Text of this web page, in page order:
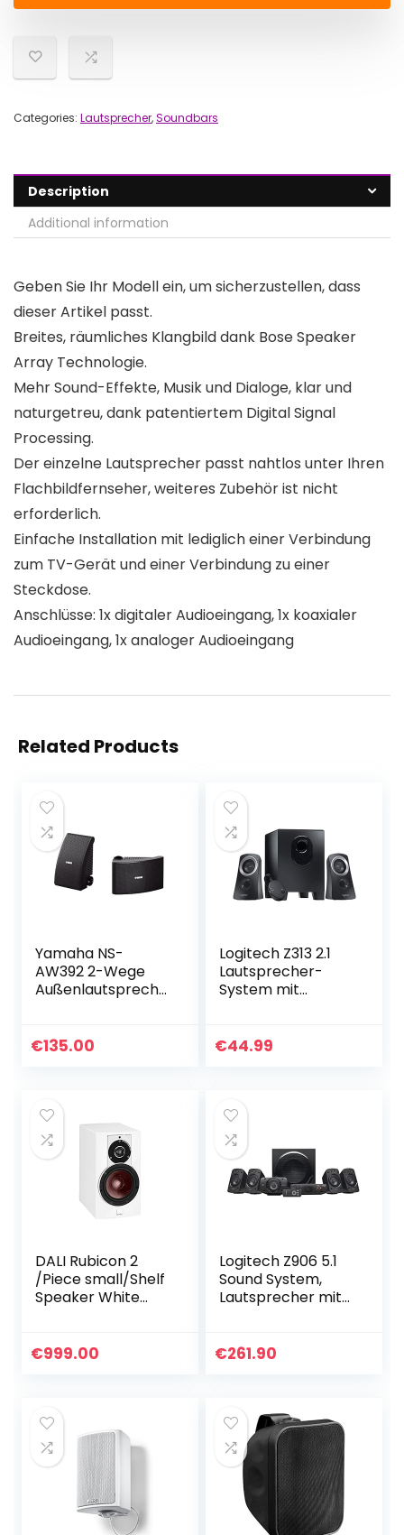
Categories: Lautsprecher,Soundbars
Description
Additional information
Geben Sie Ihr Modell ein, um sicherzustellen, dass
dieser Artikel passt.
Breites, räumliches Klangbild dank Bose Speaker
Array Technologie.
Mehr Sound-Effekte, Musik und Dialoge, klar und
naturgetreu, dank patentiertem Digital Signal
Processing.
Der einzelne Lautsprecher passt nahtlos unter Ihren
Flachbildfernseher, weiteres Zubehör ist nicht
erforderlich.
Einfache Installation mit lediglich einer Verbindung
zum TV-Gerät und einer Verbindung zu einer
Steckdose.
Anschlüsse: 1x digitaler Audioeingang, 1x koaxialer
Audioeingang, 1x analoger Audioeingang
Related Products
Yamaha NS-
AW392 2-Wege
Außenlautspreche
€135.00
Logitech Z313 2.1
Lautsprecher-
System mit
Spitzenleistung, 3.5
€44.99
DALI Rubicon 2
/Piece small/Shelf
Speaker White
€999.00
Logitech Z906 5.1
Sound System,
Lautsprecher mit
THX, Mehrere
€261.90